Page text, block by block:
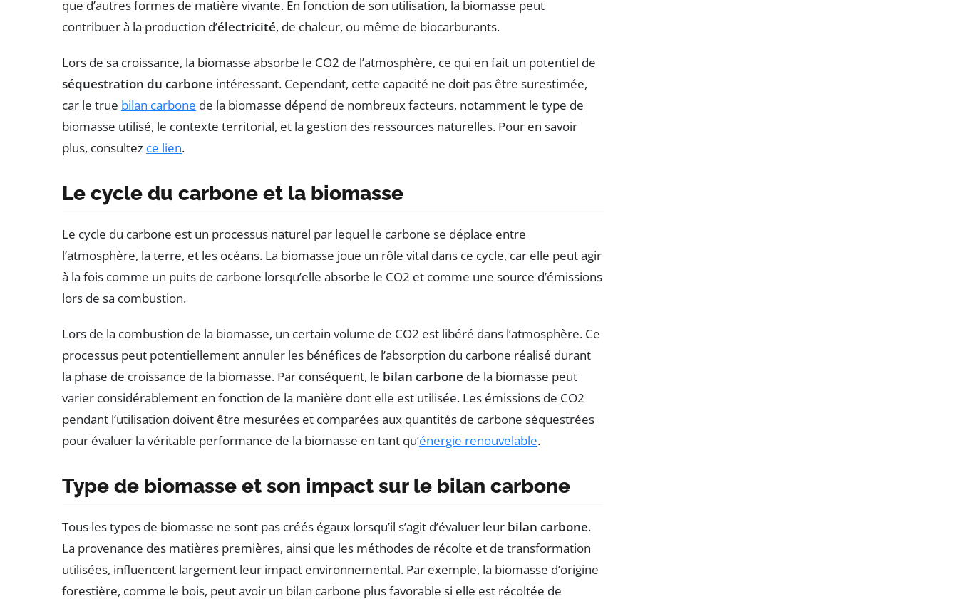
que d’autres formes de matière vivante. En fonction de son utilisation, la biomasse peut
contribuer à la production d’électricité, de chaleur, ou même de biocarburants.
Lors de sa croissance, la biomasse absorbe le CO2 de l’atmosphère, ce qui en fait un potentiel de
séquestration du carbone intéressant. Cependant, cette capacité ne doit pas être surestimée,
car le true bilan carbone de la biomasse dépend de nombreux facteurs, notamment le type de
biomasse utilisé, le contexte territorial, et la gestion des ressources naturelles. Pour en savoir
plus, consultez ce lien.
Le cycle du carbone et la biomasse
Le cycle du carbone est un processus naturel par lequel le carbone se déplace entre
l’atmosphère, la terre, et les océans. La biomasse joue un rôle vital dans ce cycle, car elle peut agir
à la fois comme un puits de carbone lorsqu’elle absorbe le CO2 et comme une source d’émissions
lors de sa combustion.
Lors de la combustion de la biomasse, un certain volume de CO2 est libéré dans l’atmosphère. Ce
processus peut potentiellement annuler les bénéfices de l’absorption du carbone réalisé durant
la phase de croissance de la biomasse. Par conséquent, le bilan carbone de la biomasse peut
varier considérablement en fonction de la manière dont elle est utilisée. Les émissions de CO2
pendant l’utilisation doivent être mesurées et comparées aux quantités de carbone séquestrées
pour évaluer la véritable performance de la biomasse en tant qu’énergie renouvelable.
Type de biomasse et son impact sur le bilan carbone
Tous les types de biomasse ne sont pas créés égaux lorsqu’il s’agit d’évaluer leur bilan carbone.
La provenance des matières premières, ainsi que les méthodes de récolte et de transformation
utilisées, influencent largement leur impact environnemental. Par exemple, la biomasse d’origine
forestière, comme le bois, peut avoir un bilan carbone plus favorable si elle est récoltée de